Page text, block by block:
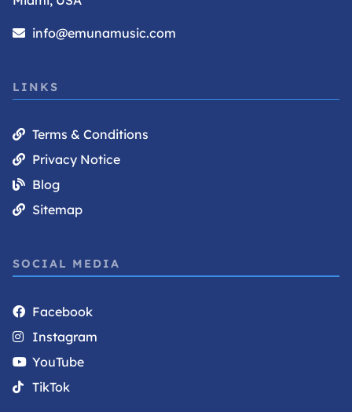
info@emunamusic.com
LINKS
Terms & Conditions
Privacy Notice
Blog
Sitemap
SOCIAL MEDIA
Facebook
Instagram
YouTube
TikTok